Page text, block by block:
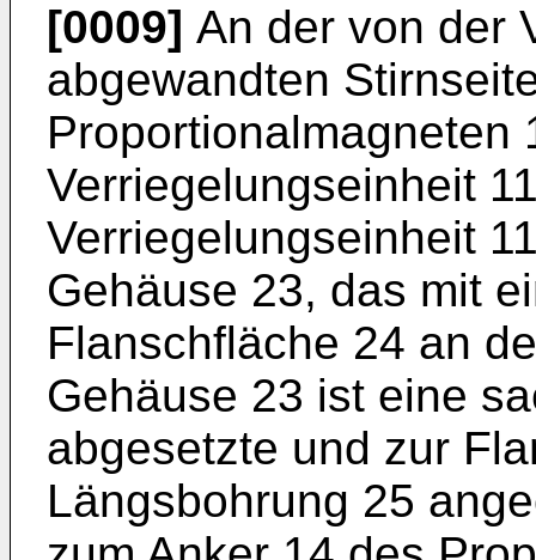
[0009] An der von der
abgewandten
Proportionalmagneten
Verriegelungseinheit
Verriegelungseinheit
Gehäuse 23, das mit
Flanschfläche 24 an
Gehäuse 23 ist eine
abgesetzte und zur
Längsbohrung 25